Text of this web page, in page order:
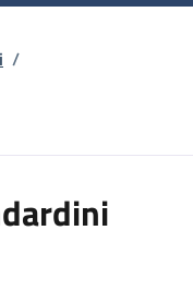
/